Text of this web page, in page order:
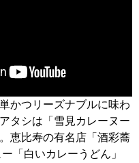
かつリーズナブルに味わ
タシは「雪見カレーヌー
恵比寿の有名店「酒彩蕎
「白いカレーうどん」